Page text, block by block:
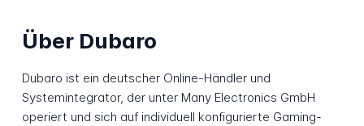
Über Dubaro
Dubaro ist ein deutscher Online-Händler und
Systemintegrator, der unter Many Electronics GmbH
operiert und sich auf individuell konfigurierte Gaming-